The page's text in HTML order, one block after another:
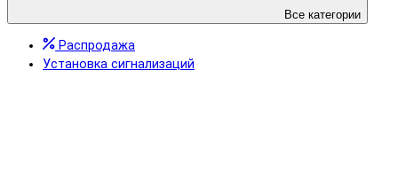
Все категории
Распродажа
Установка сигнализаций